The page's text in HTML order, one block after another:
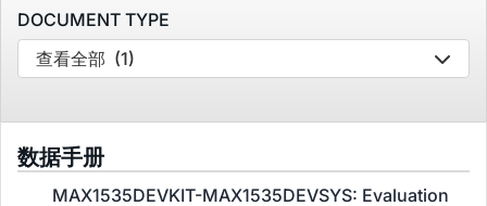
DOCUMENT TYPE
查看全部 (1)
数据手册
MAX1535DEVKIT-MAX1535DEVSYS: Evaluation